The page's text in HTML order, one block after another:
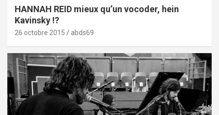
HANNAH REID mieux qu’un vocoder, hein
Kavinsky !?
26 octobre 2015 abds69